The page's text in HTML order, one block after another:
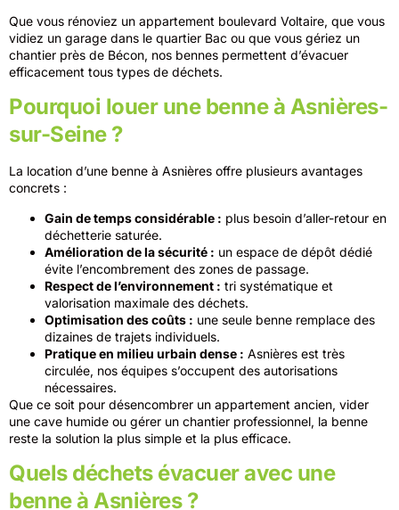
Que vous rénoviez un appartement boulevard Voltaire, que vous
vidiez un garage dans le quartier Bac ou que vous gériez un
chantier près de Bécon, nos bennes permettent d’évacuer
efficacement tous types de déchets.
Pourquoi louer une benne à Asnières-
sur-Seine ?
La location d’une benne à Asnières offre plusieurs avantages
concrets :
Gain de temps considérable : plus besoin d’aller-retour en
déchetterie saturée.
Amélioration de la sécurité : un espace de dépôt dédié
évite l’encombrement des zones de passage.
Respect de l’environnement : tri systématique et
valorisation maximale des déchets.
Optimisation des coûts : une seule benne remplace des
dizaines de trajets individuels.
Pratique en milieu urbain dense : Asnières est très
circulée, nos équipes s’occupent des autorisations
nécessaires.
Que ce soit pour désencombrer un appartement ancien, vider
une cave humide ou gérer un chantier professionnel, la benne
reste la solution la plus simple et la plus efficace.
Quels déchets évacuer avec une
benne à Asnières ?